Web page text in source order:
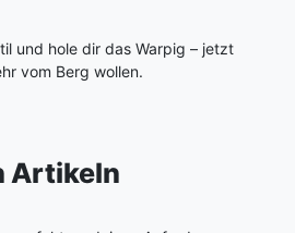
und hole dir das Warpig – jetzt
vom Berg wollen.
Artikeln